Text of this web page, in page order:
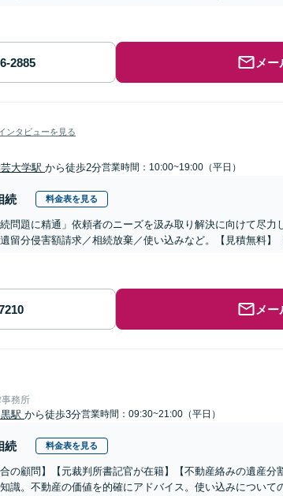
メ
ンタビューを見る
大学駅 から徒歩2分営業時間：10:00~19:00（平日）
続 料金表を見る
続問題に精通」依頼者のニーズを汲み取り解決に向けて尽
留分侵害額請求／相続放棄／使い込みなど。【見積無料】
メ
務所
駅 から徒歩3分営業時間：09:30~21:00（平日）
続 料金表を見る
合の顧問】【元裁判所書記官が在籍】【不動産絡みの遺産
識。不動産の価値を的確にアドバイス。使い込みについて